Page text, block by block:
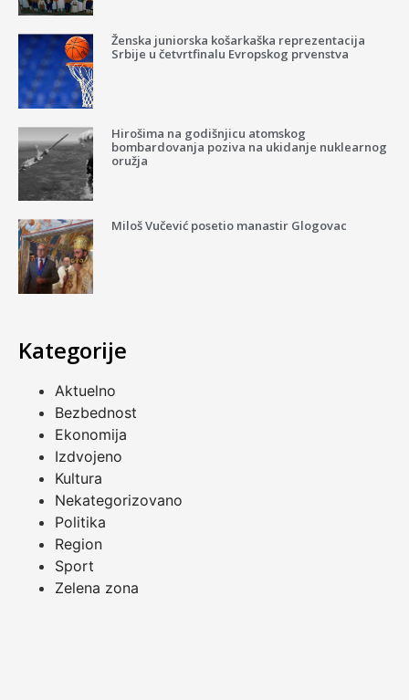
Ženska juniorska košarkaška reprezentacija
Srbije u četvrtfinalu Evropskog prvenstva
Hirošima na godišnjicu atomskog
bombardovanja poziva na ukidanje nuklearnog
oružja
Miloš Vučević posetio manastir Glogovac
Kategorije
Aktuelno
Bezbednost
Ekonomija
Izdvojeno
Kultura
Nekategorizovano
Politika
Region
Sport
Zelena zona